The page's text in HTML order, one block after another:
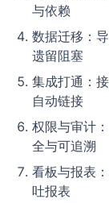
与依赖
数据迁移：
遗留阻塞
集成打通：
自动链接
权限与审计
全与可追溯
看板与报表
吐报表